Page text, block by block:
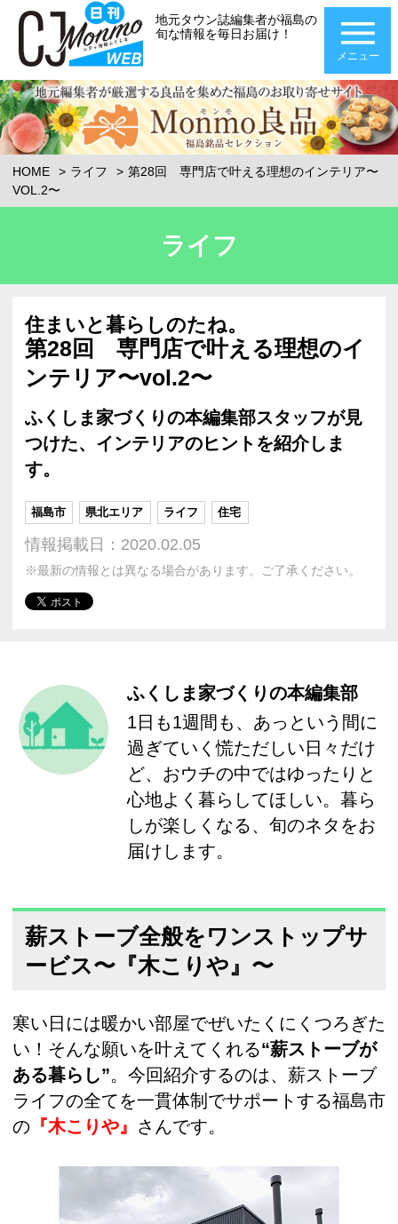
地元タウン誌編集者が福島の
旬な情報を毎日お届け！
メニュー
HOME ライフ
第28回 専門店で叶える理想のインテリア〜
VOL.2〜
ライフ
住まいと暮らしのたね。
第28回 専門店で叶える理想のイ
ンテリア〜vol.2〜
ふくしま家づくりの本編集部スタッフが見
つけた、インテリアのヒントを紹介しま
す。
福島市 県北エリア ライフ 住宅
情報掲載日：2020.02.05
※最新の情報とは異なる場合があります。ご了承ください。
ふくしま家づくりの本編集部
1日も1週間も、あっという間に
過ぎていく慌ただしい日々だけ
ど、おウチの中ではゆったりと
心地よく暮らしてほしい。暮ら
しが楽しくなる、旬のネタをお
届けします。
薪ストーブ全般をワンストップサ
ービス〜『木こりや』〜
寒い日には暖かい部屋でぜいたくにくつろぎた
い！そんな願いを叶えてくれる“薪ストーブが
ある暮らし”。今回紹介するのは、薪ストーブ
ライフの全てを一貫体制でサポートする福島市
の 『木こりや』 さんです。